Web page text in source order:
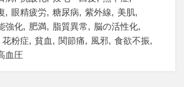
眼精疲労 糖尿病 紫外線
美肌
強化 肥満 脂質異常
脳の活性化
花粉症 貧血 関節痛 風邪 食欲不振
血圧